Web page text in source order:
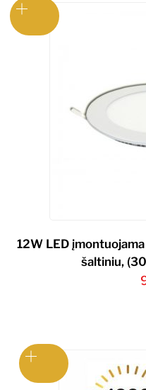
12W LED
šaltiniu,